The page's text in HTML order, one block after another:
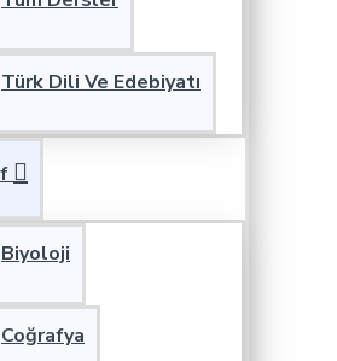
Türk Dili Ve Edebiyatı
Biyoloji
Coğrafya